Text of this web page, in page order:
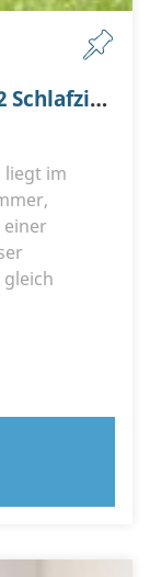
Parterre Ferienwohnung mit 2 Schlafzimmern am Kurpark
liegt im
einer